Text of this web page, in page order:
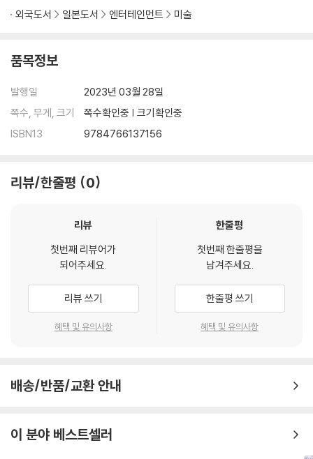
외국도서 일본도서 엔터테인먼트 미술
품목정보
발행일
2023년 03월 28일
쪽수, 무게, 크기
쪽수확인중 | 크기확인중
ISBN13
9784766137156
리뷰/한줄평 0
리뷰
첫번째 리뷰어가
되어주세요.
리뷰 쓰기
혜택 및 유의사항
한줄평
첫번째 한줄평을
남겨주세요.
한줄평 쓰기
혜택 및 유의사항
배송/반품/교환 안내
이 분야 베스트셀러